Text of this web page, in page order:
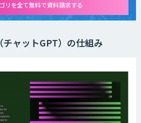
リを全て無料で資料請求する
ャットGPT）の仕組み